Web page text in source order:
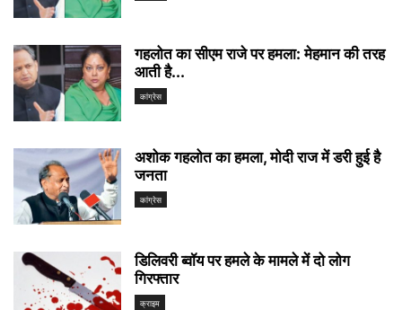
गहलोत का सीएम राजे पर हमला: मेहमान की तरह
आती है...
कांग्रेस
अशोक गहलोत का हमला, मोदी राज में डरी हुई है
जनता
कांग्रेस
डिलिवरी ब्वॉय पर हमले के मामले में दो लोग
गिरफ्तार
क्राइम